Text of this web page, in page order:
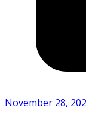
November 28,